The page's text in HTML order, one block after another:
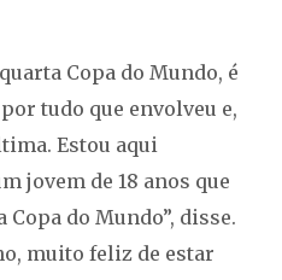
Copa do Mundo, é
tudo que envolveu e,
Estou aqui
jovem de 18 anos que
do Mundo”, disse.
muito feliz de estar